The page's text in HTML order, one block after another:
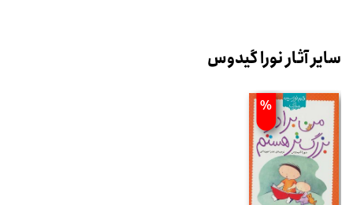
سایر آثار نورا گیدوس
%